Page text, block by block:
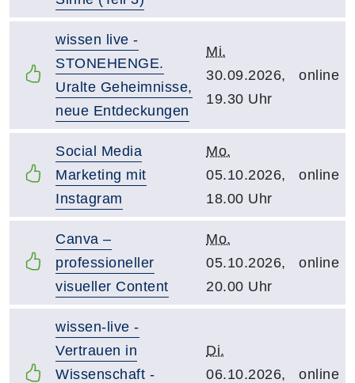
wissen live -
STONEHENGE.
Uralte Geheimnisse,
neue Entdeckungen
Mi.
30.09.2026,
19.30 Uhr
online
Social Media
Marketing mit
Instagram
Mo.
05.10.2026,
18.00 Uhr
online
Canva –
professioneller
visueller Content
Mo.
05.10.2026,
20.00 Uhr
online
wissen-live -
Vertrauen in
Wissenschaft -
Di.
06.10.2026,
online